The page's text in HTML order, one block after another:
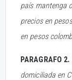
país mantenga
precios en
en pesos
PARAGRAFO 2.
domiciliada en